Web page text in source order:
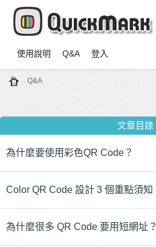
使用說明 Q&A 登入
Q&A
文章目錄
為什麼要使用彩色QR Code？
Color QR Code 設計 3 個重點須知
為什麼很多 QR Code 要用短網址？